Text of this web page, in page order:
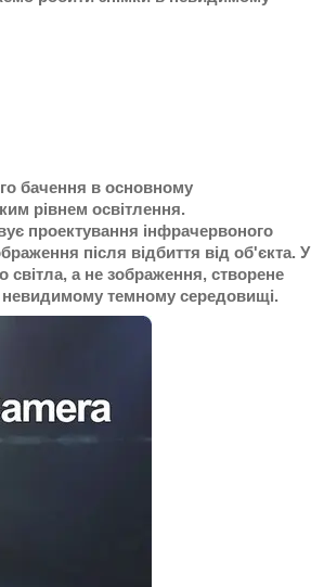
бачення в основному
рівнем освітлення.
проектування інфрачервоного
після відбиття від об'єкта. У
а не зображення, створене
невидимому темному середовищі.